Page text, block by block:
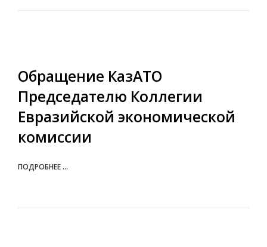
Обращение КазАТО
Председателю Коллегии
Евразийской экономической
комиссии
ПОДРОБНЕЕ ...